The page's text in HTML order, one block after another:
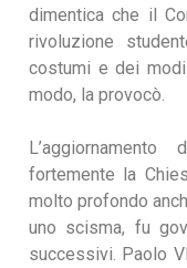
dimentica che il
rivoluzione
costumi e dei
modo, la provocò.
fortemente la
molto profondo
uno scisma, fu
successivi. Paolo